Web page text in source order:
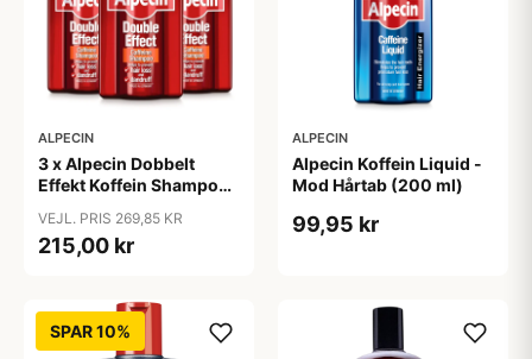
ALPECIN
3 x Alpecin Dobbelt
Effekt Koffein Shampoo
VEJL. PRIS 269,85 KR
215,00 kr
ALPECIN
Alpecin Koffein Liquid -
Mod Hårtab (200 ml)
99,95 kr
SPAR 10%